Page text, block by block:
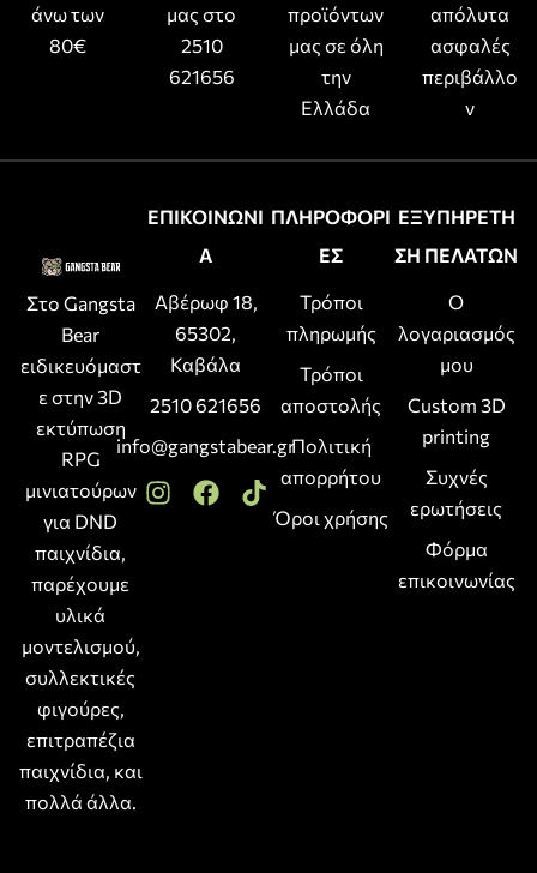
άνω των
80€
μας στο
2510
621656
προϊόντων
μας σε όλη
την
Ελλάδα
απόλυτα
ασφαλές
περιβάλλο
ν
Στο Gangsta
Bear
ειδικευόμαστ
ε στην 3D
εκτύπωση
RPG
μινιατούρων
για DND
παιχνίδια,
παρέχουμε
υλικά
μοντελισμού,
συλλεκτικές
φιγούρες,
επιτραπέζια
παιχνίδια, και
πολλά άλλα.
ΕΠΙΚΟΙΝΩΝΙ
Α
Αβέρωφ 18,
65302,
Καβάλα
2510 621656
info@gangstabear.gr
ΠΛΗΡΟΦΟΡΙ
ΕΣ
Τρόποι
πληρωμής
Τρόποι
αποστολής
Πολιτική
απορρήτου
Όροι χρήσης
ΕΞΥΠΗΡΕΤΗ
ΣΗ ΠΕΛΑΤΩΝ
Ο
λογαριασμός
μου
Custom 3D
printing
Συχνές
ερωτήσεις
Φόρμα
επικοινωνίας